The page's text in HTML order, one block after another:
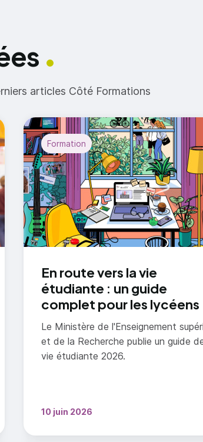
articles Côté Formations
En route vers la vie
étudiante : un guide
complet pour les lycéens
Le Ministère de l'Enseignement
et de la Recherche publie un guide
vie étudiante 2026.
10 juin 2026
Formation